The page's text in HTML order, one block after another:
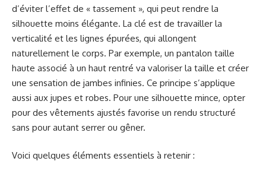
d’éviter l’effet de « tassement », qui peut rendre la
silhouette moins élégante. La clé est de travailler la
verticalité et les lignes épurées, qui allongent
naturellement le corps. Par exemple, un pantalon taille
haute associé à un haut rentré va valoriser la taille et créer
une sensation de jambes infinies. Ce principe s’applique
aussi aux jupes et robes. Pour une silhouette mince, opter
pour des vêtements ajustés favorise un rendu structuré
sans pour autant serrer ou gêner.
Voici quelques éléments essentiels à retenir :